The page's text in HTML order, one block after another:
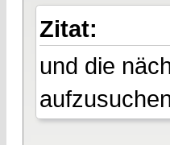
Zitat:
und die